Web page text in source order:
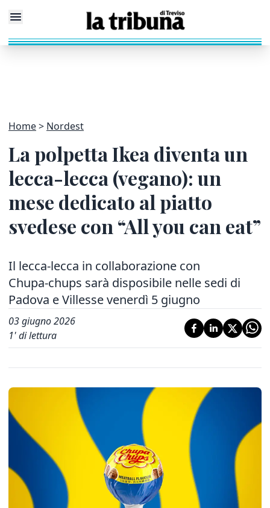
Home Nordest
La polpetta Ikea diventa un
lecca-lecca (vegano): un
mese dedicato al piatto
svedese con “All you can eat”
Il lecca-lecca in collaborazione con
Chupa-chups sarà disposibile nelle sedi di
Padova e Villesse venerdì 5 giugno
03 giugno 2026
1' di lettura